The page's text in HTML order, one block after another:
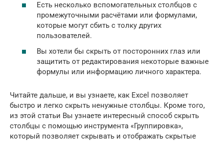
Есть несколько вспомогательных столбцов с
промежуточными расчётами или формулами,
которые могут сбить с толку других
пользователей.
Вы хотели бы скрыть от посторонних глаз или
защитить от редактирования некоторые важные
формулы или информацию личного характера.
Читайте дальше, и вы узнаете, как Excel позволяет
быстро и легко скрыть ненужные столбцы. Кроме того,
из этой статьи Вы узнаете интересный способ скрыть
столбцы с помощью инструмента «Группировка»,
который позволяет скрывать и отображать скрытые